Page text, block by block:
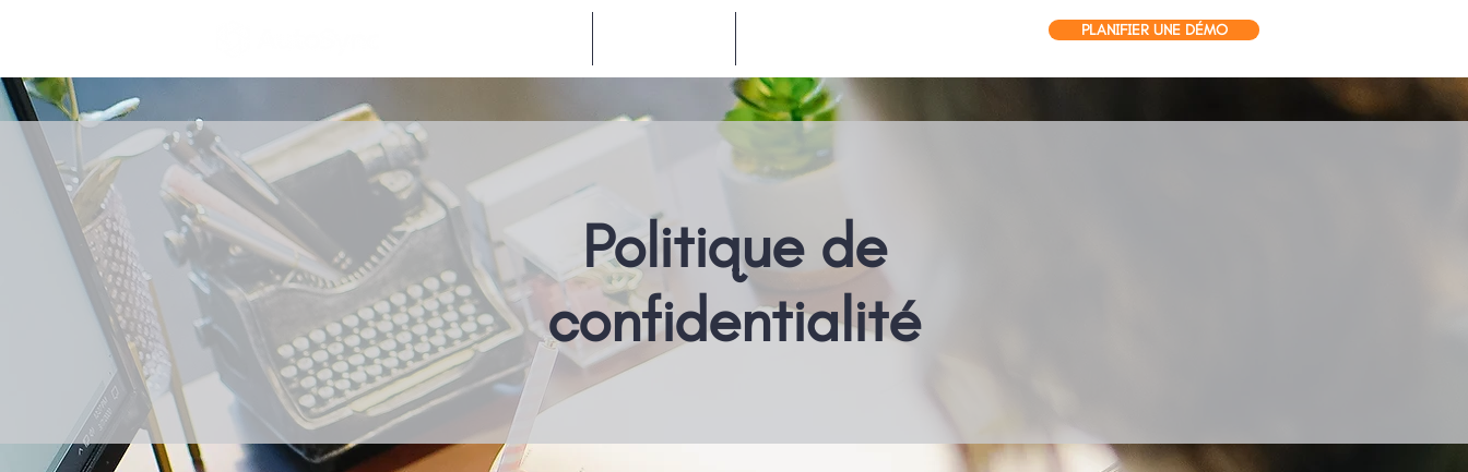
PLANIFIER UNE DÉMO
Politique de
confidentialité